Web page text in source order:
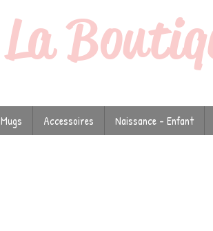
La
Mugs Accessoires Naissance - Enfant